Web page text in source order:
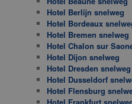
Hotel Berlijn snelweg
Hotel Bordeaux
Hotel Bremen snelweg
Hotel Chalon sur
Hotel Dijon snelweg
Hotel Dresden snelweg
Hotel Dusseldorf
Hotel Flensburg